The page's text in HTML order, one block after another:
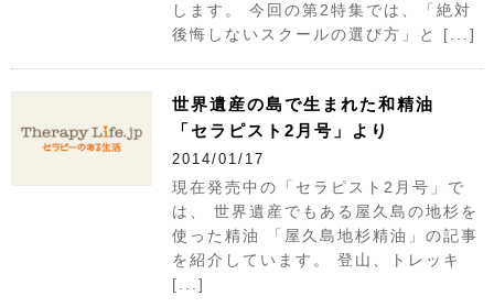
します。 今回の第2特集では、「絶対
後悔しないスクールの選び方」と [...]
世界遺産の島で生まれた和精油
「セラピスト2月号」より
2014/01/17
現在発売中の「セラピスト2月号」で
は、 世界遺産でもある屋久島の地杉を
使った精油 「屋久島地杉精油」の記事
を紹介しています。 登山、トレッキ
[...]